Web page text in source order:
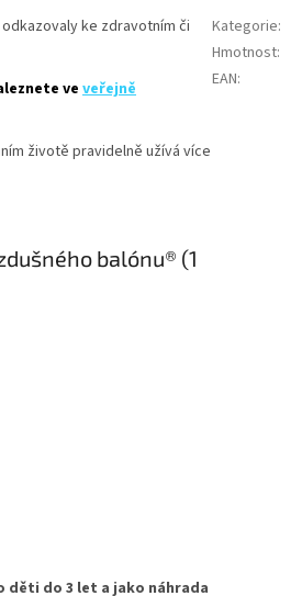
ke zdravotním či
veveřejně
životě pravidelně užívá více
balónu® (1
děti do 3 let a jako náhrada
Kategorie:
Hmotnost:
EAN: